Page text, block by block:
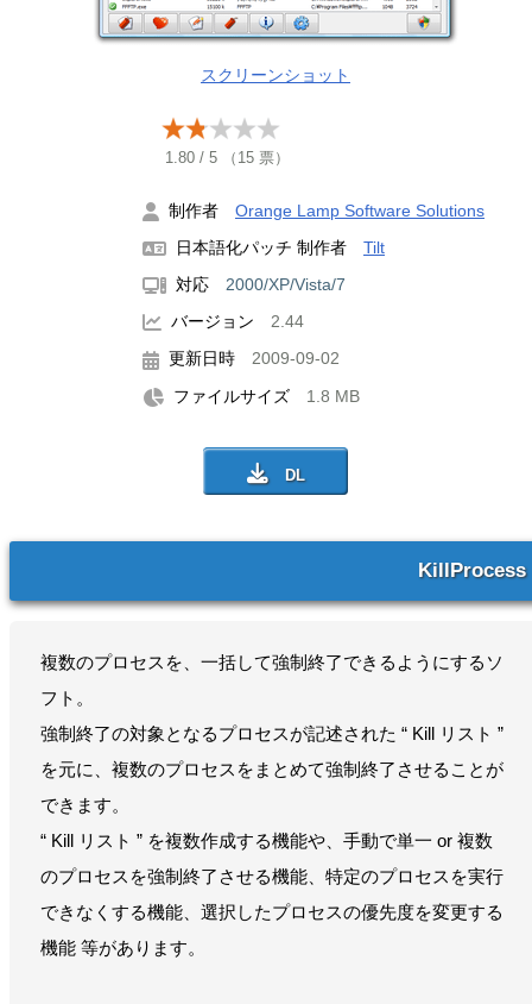
スクリーンショット
1.80 / 5 （ 15 票）
制作者 Orange Lamp Software Solutions
日本語化パッチ 制作者 Tilt
対応 2000/XP/Vista/7
バージョン 2.44
更新日時 2009-09-02
ファイルサイズ 1.8 MB
KillProcess
複数のプロセスを、一括して強制終了できるようにするソ
フト。
強制終了の対象となるプロセスが記述された “ Kill リスト ”
を元に、複数のプロセスをまとめて強制終了させることが
できます。
“ Kill リスト ” を複数作成する機能や、手動で単一 or 複数
のプロセスを強制終了させる機能、特定のプロセスを実行
できなくする機能、選択したプロセスの優先度を変更する
機能 等があります。